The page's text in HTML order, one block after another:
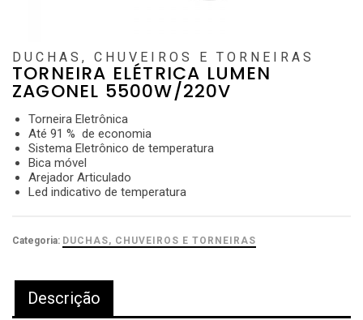
DUCHAS, CHUVEIROS E TORNEIRAS
TORNEIRA ELÉTRICA LUMEN
ZAGONEL 5500W/220V
Torneira Eletrônica
Até 91 % de economia
Sistema Eletrônico de temperatura
Bica móvel
Arejador Articulado
Led indicativo de temperatura
Categoria: DUCHAS, CHUVEIROS E TORNEIRAS
Descrição